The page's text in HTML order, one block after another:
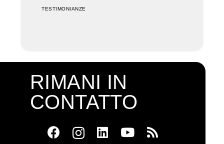
TESTIMONIANZE
RIMANI IN
CONTATTO